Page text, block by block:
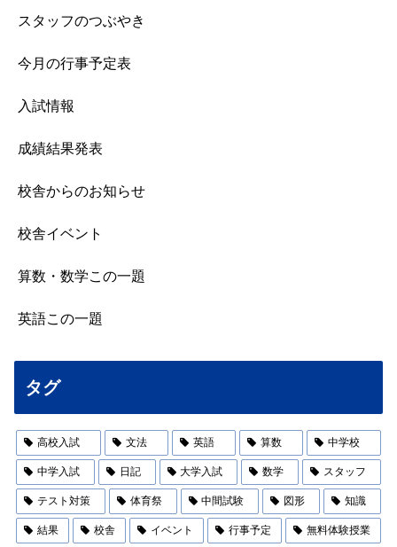
スタッフのつぶやき
今月の行事予定表
入試情報
成績結果発表
校舎からのお知らせ
校舎イベント
算数・数学この一題
英語この一題
タグ
高校入試 文法 英語 算数 中学校
中学入試 日記 大学入試 数学 スタッフ
テスト対策 体育祭 中間試験 図形 知識
結果 校舎 イベント 行事予定 無料体験授業